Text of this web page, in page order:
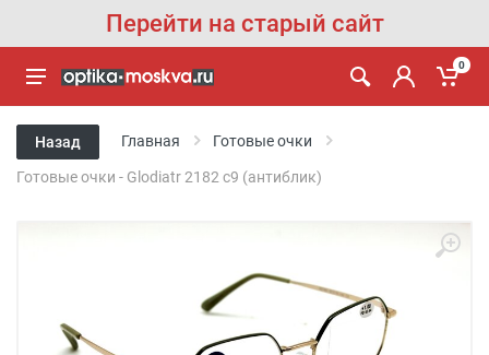
Перейти на старый сайт
0
Назад Главная Готовые очки
Готовые очки - Glodiatr 2182 c9 (антиблик)